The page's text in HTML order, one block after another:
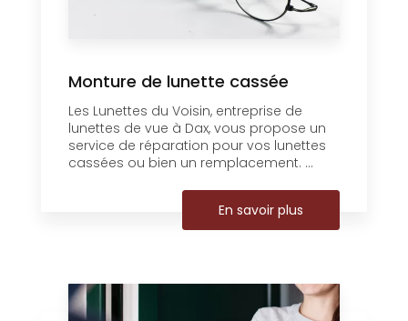
Monture de lunette cassée
Les Lunettes du Voisin, entreprise de
lunettes de vue à Dax, vous propose un
service de réparation pour vos lunettes
cassées ou bien un remplacement. ...
En savoir plus